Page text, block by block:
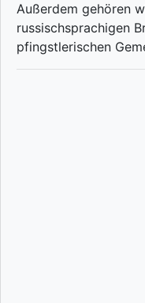
Außerdem gehören
russischsprachigen
pfingstlerischen